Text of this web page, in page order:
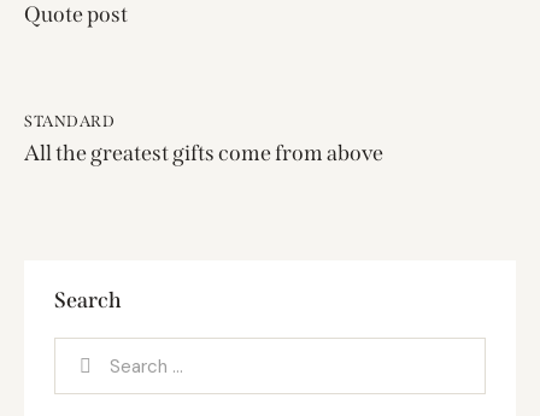
Quote post
STANDARD
All the greatest gifts come from above
Search